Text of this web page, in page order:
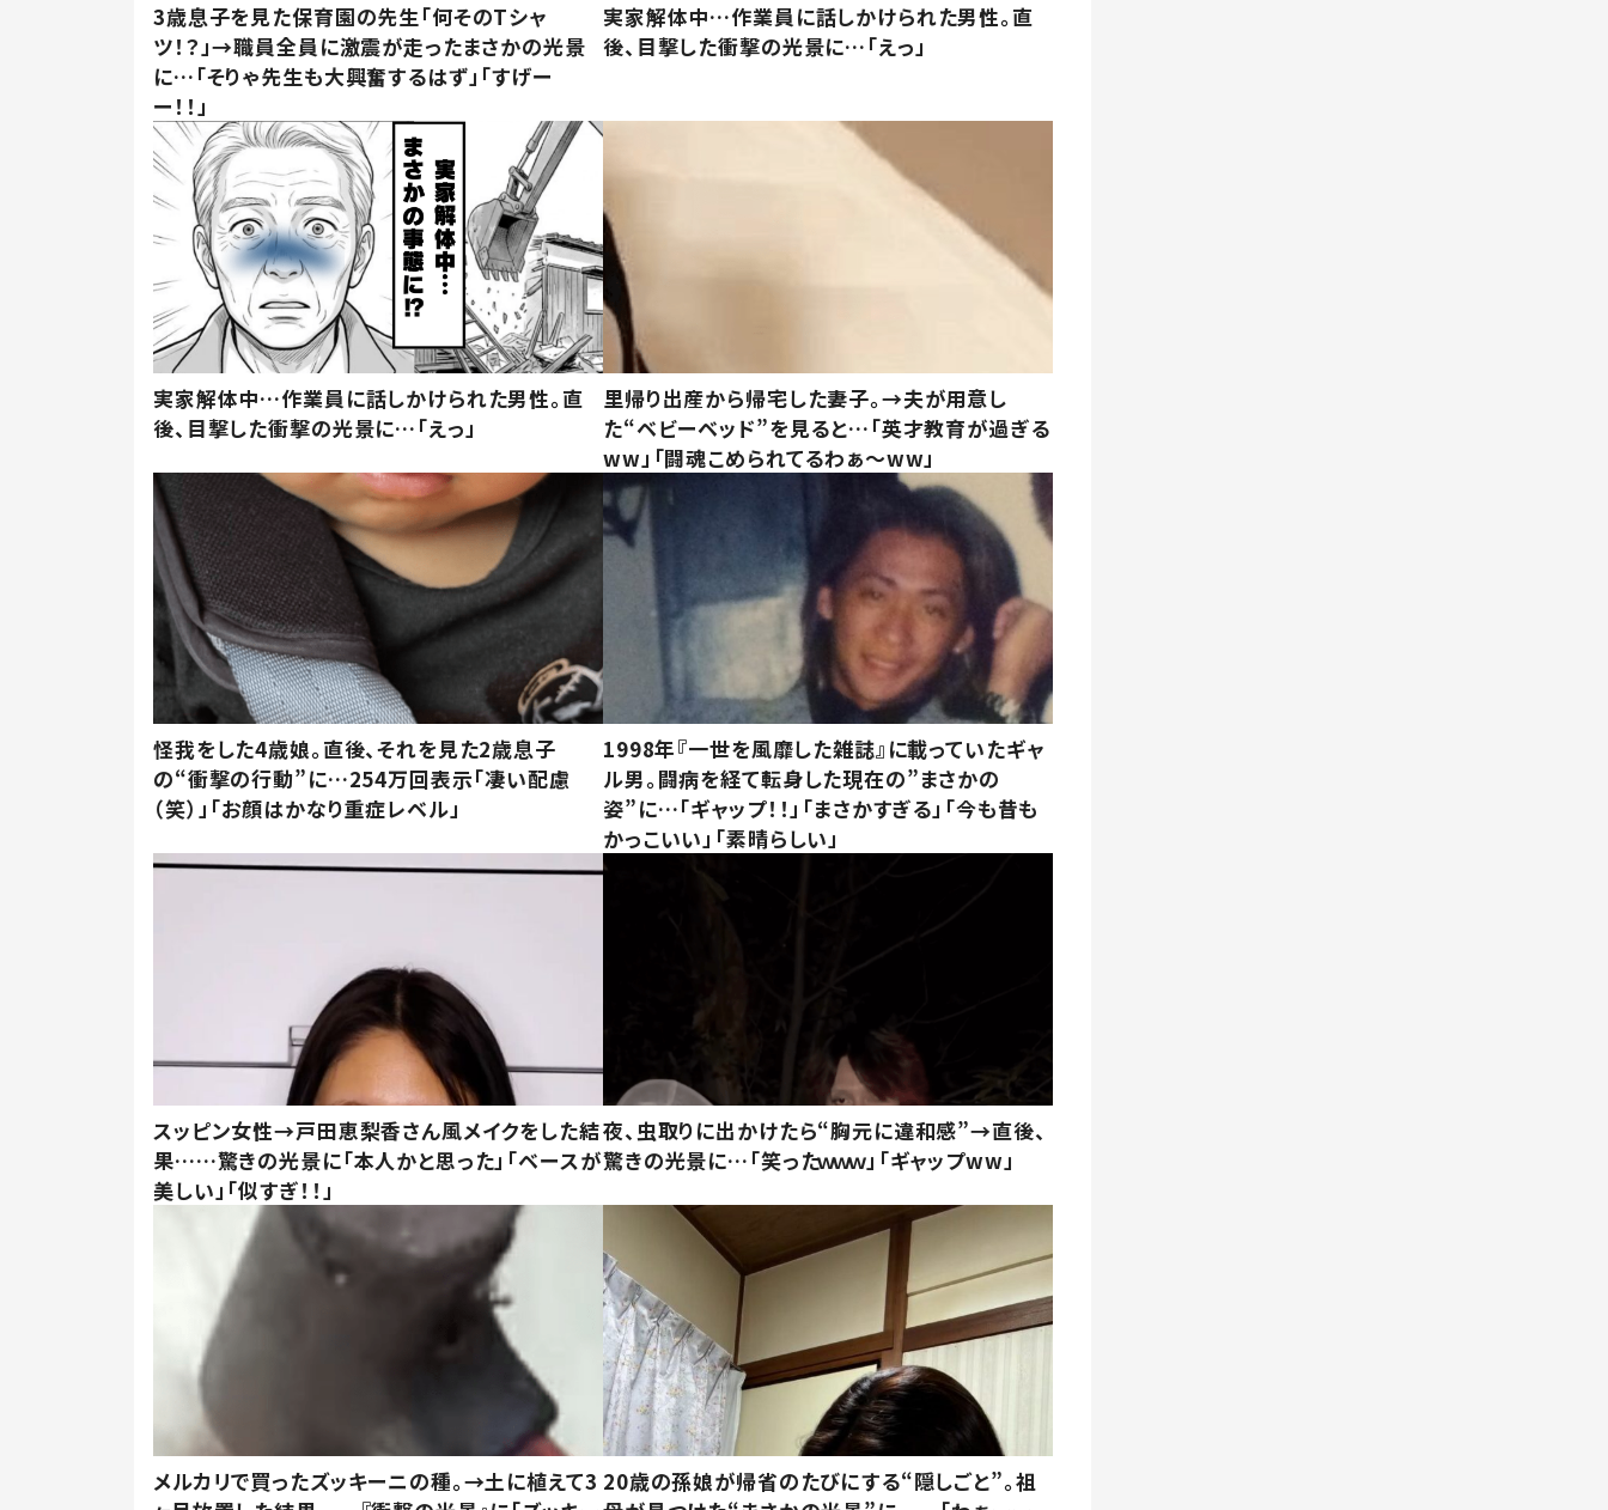
3歳息子を見た保育園の先生「何そのTシャ
ツ！？」→職員全員に激震が走ったまさかの光景
に…「そりゃ先生も大興奮するはず」「すげー
ー！！」
実家解体中…作業員に話しかけられた男性。直
後、目撃した衝撃の光景に…「えっ」
実家解体中…作業員に話しかけられた男性。直
後、目撃した衝撃の光景に…「えっ」
里帰り出産から帰宅した妻子。→夫が用意し
た“ベビーベッド”を見ると…「英才教育が過ぎる
ww」「闘魂こめられてるわぁ～ww」
怪我をした4歳娘。直後、それを見た2歳息子
の“衝撃の行動”に…254万回表示「凄い配慮
（笑）」「お顔はかなり重症レベル」
1998年『一世を風靡した雑誌』に載っていたギャ
ル男。闘病を経て転身した現在の”まさかの
姿”に…「ギャップ！！」「まさかすぎる」「今も昔も
かっこいい」「素晴らしい」
スッピン女性→戸田恵梨香さん風メイクをした結
果……驚きの光景に「本人かと思った」「ベースが
美しい」「似すぎ！！」
夜、虫取りに出かけたら“胸元に違和感”→直後、
驚きの光景に…「笑ったｗｗｗ」「ギャップww」
メルカリで買ったズッキーニの種。→土に植えて3 20歳の孫娘が帰省のたびにする“隠しごと”。祖